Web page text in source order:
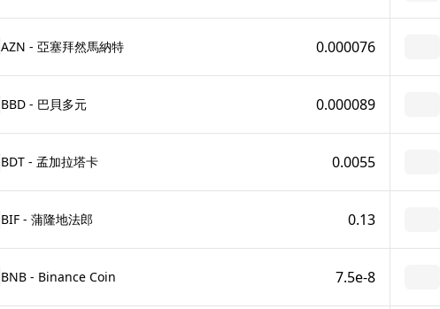
AZN - 亞塞拜然馬納特 0.000076
BBD - 巴貝多元 0.000089
BDT - 孟加拉塔卡 0.0055
BIF - 蒲隆地法郎 0.13
BNB - Binance Coin 7.5e-8